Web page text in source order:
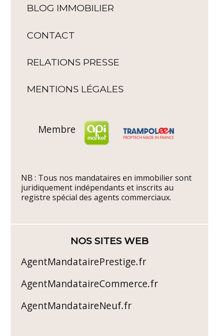
BLOG IMMOBILIER
CONTACT
RELATIONS PRESSE
MENTIONS LÉGALES
Membre
NB : Tous nos mandataires en immobilier sont
juridiquement indépendants et inscrits au
registre spécial des agents commerciaux.
NOS SITES WEB
AgentMandatairePrestige.fr
AgentMandataireCommerce.fr
AgentMandataireNeuf.fr